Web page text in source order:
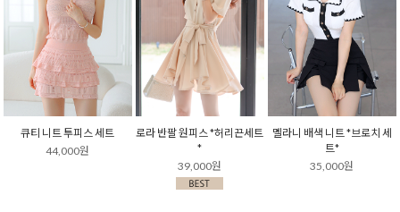
큐티 니트 투피스 세트
44,000원
로라 반팔 원피스 *허리끈세트
*
39,000원
멜라니 배색 니트 *브로치 세
트*
35,000원